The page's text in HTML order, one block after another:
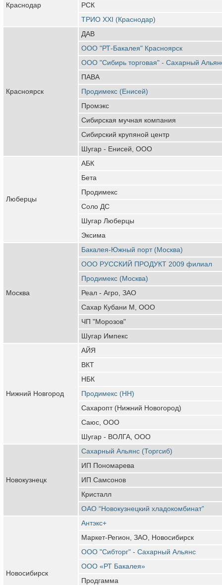
Краснодар
РСК
ТРИО XXI (Краснодар)
Красноярск
ДАВ
ООО "РТ-Бакалея" Красноярск
ООО "Сибирь торговая" - Сахарный
ПАВА
Продимекс (Енисей)
Промэкс
Сибирская мучная компания
Сибирский крупяной центр
Шугар - Енисей, ООО
Люберцы
АБК
Бета
Продимекс
Соло ДС
Шугар Люберцы
Эксима
Москва
Бакалея-Южный порт (Москва)
ООО РУССКИЙ ПРОДУКТ 2009 филиал
Продимекс (Москва)
Реал - Агро, ЗАО
Сахар Кубани М, ООО
ЧП "Морозов"
Шугар Импекс
Нижний Новгород
АЙЯ
ВКТ
НБК
Продимекс (НН)
Сахаропт (Нижний Новогород)
Саюс, ООО
Шугар - ВОЛГА, ООО
Новокузнецк
Сахарный Альянс (Торгсиб)
ИП Пономарева
ИП Самсонов
Кристалл
ОАО “Новокузнецкий хладокомбинат”
Новосибирск
Антэкс+
Маркет-Регион, ЗАО, Новосибирск
ООО "Сибторг" - Сахарный Альянс
ООО «РТ Бакалея»
Продгамма